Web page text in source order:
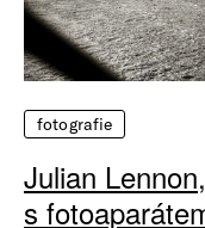
fotografie
Julian
s